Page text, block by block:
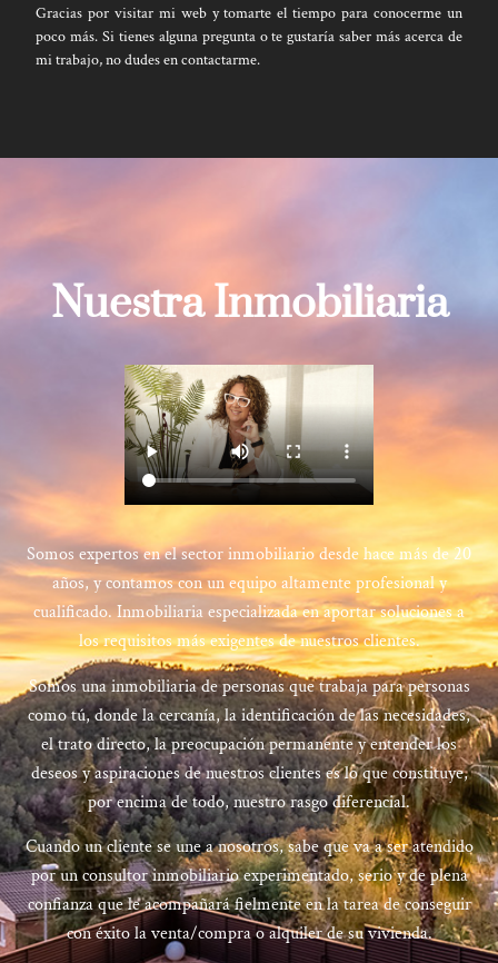
Gracias por visitar mi web y tomarte el tiempo para conocerme un
poco más. Si tienes alguna pregunta o te gustaría saber más acerca de
mi trabajo, no dudes en contactarme.
Nuestra Inmobiliaria
Somos expertos en el sector inmobiliario desde hace más de 20
años, y contamos con un equipo altamente profesional y
cualificado. Inmobiliaria especializada en aportar soluciones a
los requisitos más exigentes de nuestros clientes.
Somos una inmobiliaria de personas que trabaja para personas
como tú, donde la cercanía, la identificación de las necesidades,
el trato directo, la preocupación permanente y entender los
deseos y aspiraciones de nuestros clientes es lo que constituye,
por encima de todo, nuestro rasgo diferencial.
Cuando un cliente se une a nosotros, sabe que va a ser atendido
por un consultor inmobiliario experimentado, serio y de plena
confianza que le acompañará fielmente en la tarea de conseguir
con éxito la venta/compra o alquiler de su vivienda.